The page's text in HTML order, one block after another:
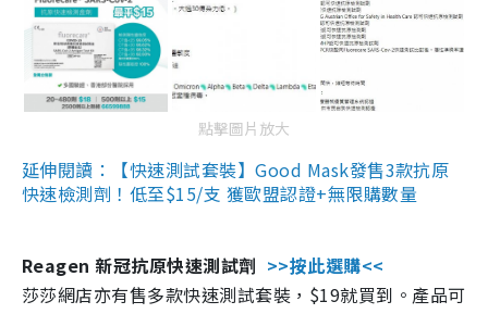
點擊圖片放大
延伸閱讀：【快速測試套裝】Good Mask發售3款抗原
快速檢測劑！低至$15/支 獲歐盟認證+無限購數量
Reagen 新冠抗原快速測試劑 >>按此選購<<
莎莎網店亦有售多款快速測試套裝，$19就買到。產品可